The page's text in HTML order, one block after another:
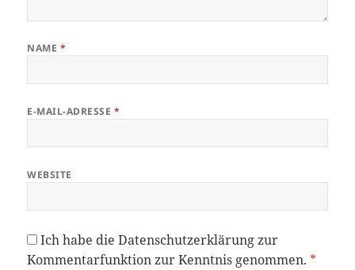
NAME *
E-MAIL-ADRESSE *
WEBSITE
Ich habe dieDatenschutzerklärungzur
Kommentarfunktion zur Kenntnis genommen. *